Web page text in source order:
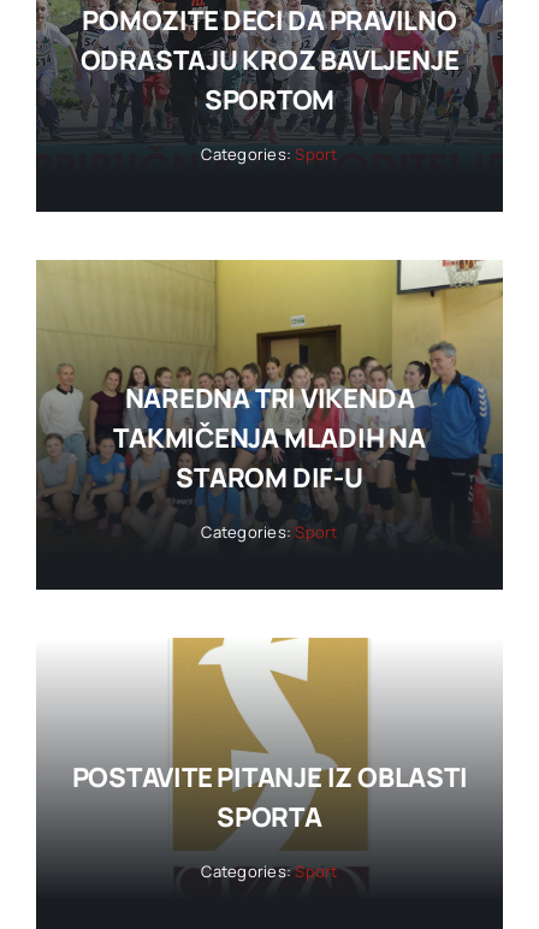
POMOZITE DECI DA PRAVILNO
ODRASTAJU KROZ BAVLJENJE
SPORTOM
Categories:Sport
NAREDNA TRI VIKENDA
TAKMIČENJA MLADIH NA
STAROM DIF-U
Categories:Sport
POSTAVITE PITANJE IZ OBLASTI
SPORTA
Categories:Sport